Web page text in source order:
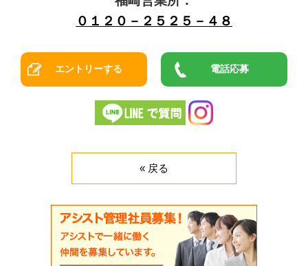
０１２０－２５２５－４８
電話応募
« 戻る